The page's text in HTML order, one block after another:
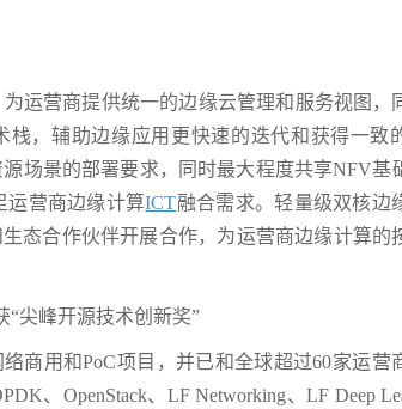
运营商提供统一的边缘云管理和服务视图，
栈，辅助边缘应用更快速的迭代和获得一致
场景的部署要求，同时最大程度共享NFV基
运营商边缘计算ICT融合需求。轻量级双核边
态合作伙伴开展合作，为运营商边缘计算的
商用和PoC项目，并已和全球超过60家运营
、OpenStack、LF Networking、LF Deep